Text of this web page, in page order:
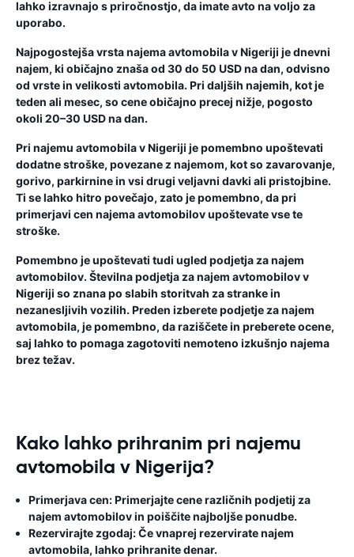
lahko izravnajo s priročnostjo, da imate avto na voljo za
uporabo.
Najpogostejša vrsta najema avtomobila v Nigeriji je dnevni
najem, ki običajno znaša od 30 do 50 USD na dan, odvisno
od vrste in velikosti avtomobila. Pri daljših najemih, kot je
teden ali mesec, so cene običajno precej nižje, pogosto
okoli 20–30 USD na dan.
Pri najemu avtomobila v Nigeriji je pomembno upoštevati
dodatne stroške, povezane z najemom, kot so zavarovanje,
gorivo, parkirnine in vsi drugi veljavni davki ali pristojbine.
Ti se lahko hitro povečajo, zato je pomembno, da pri
primerjavi cen najema avtomobilov upoštevate vse te
stroške.
Pomembno je upoštevati tudi ugled podjetja za najem
avtomobilov. Številna podjetja za najem avtomobilov v
Nigeriji so znana po slabih storitvah za stranke in
nezanesljivih vozilih. Preden izberete podjetje za najem
avtomobila, je pomembno, da raziščete in preberete ocene,
saj lahko to pomaga zagotoviti nemoteno izkušnjo najema
brez težav.
Kako lahko prihranim pri najemu
avtomobila v Nigerija?
Primerjava cen:Primerjajte cene različnih podjetij za
najem avtomobilov in poiščite najboljše ponudbe.
Rezervirajte zgodaj:Če vnaprej rezervirate najem
avtomobila, lahko prihranite denar.